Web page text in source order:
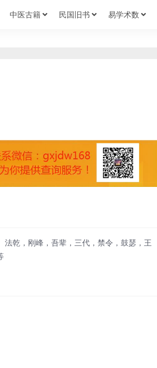
中医古籍 民国旧书 易学术数
乾，刚峰，吾辈，三代，禁令，鼓瑟，王